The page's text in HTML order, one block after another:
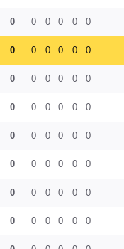
0
0
0
0
0
0
0
0
0
0
0
0
0
0
0
0
0
0
0
0
0
0
0
0
0
0
0
0
0
0
0
0
0
0
0
0
0
0
0
0
0
0
0
0
0
0
0
0